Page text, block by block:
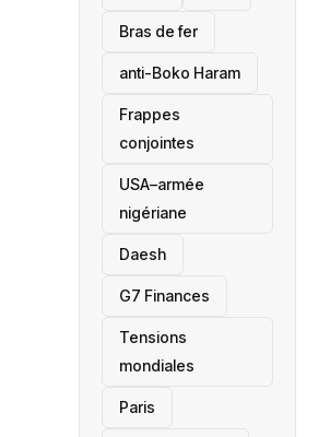
Bras de fer
anti-Boko Haram
Frappes
conjointes
USA–armée
nigériane
Daesh
‎G7 Finances
Tensions
mondiales
Paris